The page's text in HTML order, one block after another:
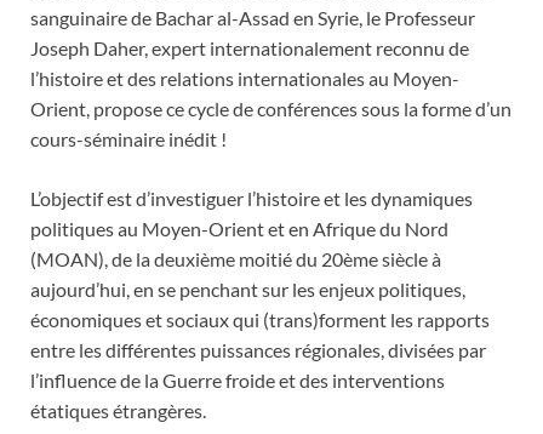
sanguinaire de Bachar al-Assad en Syrie, le Professeur
Joseph Daher, expert internationalement reconnu de
l’histoire et des relations internationales au Moyen-
Orient, propose ce cycle de conférences sous la forme d’un
cours-séminaire inédit !
L’objectif est d’investiguer l’histoire et les dynamiques
politiques au Moyen-Orient et en Afrique du Nord
(MOAN), de la deuxième moitié du 20ème siècle à
aujourd’hui, en se penchant sur les enjeux politiques,
économiques et sociaux qui (trans)forment les rapports
entre les différentes puissances régionales, divisées par
l’influence de la Guerre froide et des interventions
étatiques étrangères.